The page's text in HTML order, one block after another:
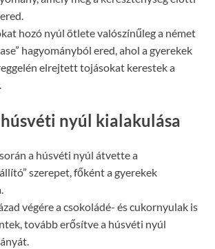
hozó nyúl ötlete valószínűleg a német
hagyományból ered, ahol a gyerekek
elrejtett tojásokat kerestek a
nyúl kialakulása
a húsvéti nyúl átvette a
szerepet, főként a gyerekek
végére a csokoládé- és cukornyulak is
tovább erősítve a húsvéti nyúl